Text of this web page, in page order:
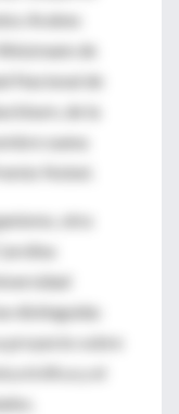
Arabes
de
Nacional de
de la
suena
Nobel.
otra
distinguida:
proyecto sobre
trófica y el